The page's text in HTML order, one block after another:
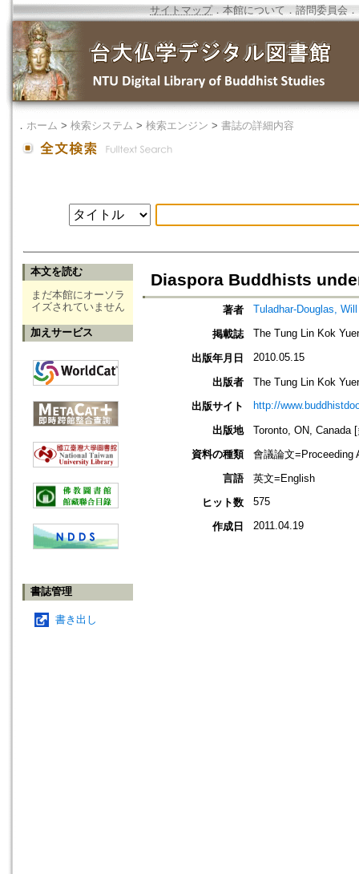
サイトマップ．本館について ． 諮問委員会 ．
． ホーム > 検索システム > 検索エンジン > 書誌の詳細内容
本文を読む
まだ本館にオーソラ
イズされていません
加えサービス
書誌管理
書き出し
Diaspora Buddhists
著者 Tuladhar-Douglas, Will
掲載誌 The Tung Lin Kok
出版年月日 2010.05.15
出版者
The Tung Lin Kok
出版サイト
http://
出版地
Toronto, ON, Canada
資料の種類
會議論文=Proceeding
言語
英文=English
ヒット数
575
作成日 2011.04.19